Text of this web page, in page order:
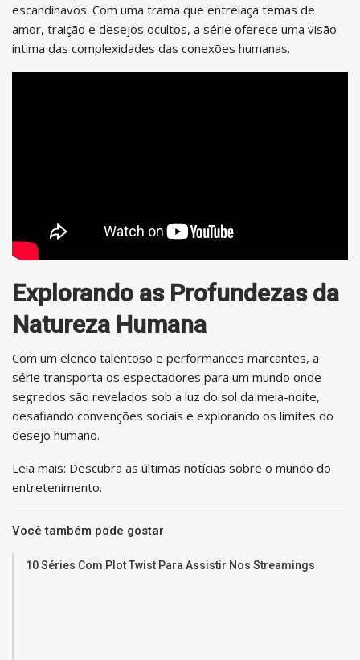
escandinavos. Com uma trama que entrelaça temas de
amor, traição e desejos ocultos, a série oferece uma visão
íntima das complexidades das conexões humanas.
Explorando as Profundezas da
Natureza Humana
Com um elenco talentoso e performances marcantes, a
série transporta os espectadores para um mundo onde
segredos são revelados sob a luz do sol da meia-noite,
desafiando convenções sociais e explorando os limites do
desejo humano.
Leia mais: Descubra as últimas notícias sobre o mundo do
entretenimento.
Você também pode gostar
10 Séries Com Plot Twist Para Assistir Nos Streamings